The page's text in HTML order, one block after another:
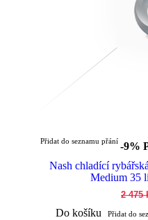
-9%
Přidat do seznamu přání
Nash chladící
Medium 35
2 475
Do košíku
Přidat do